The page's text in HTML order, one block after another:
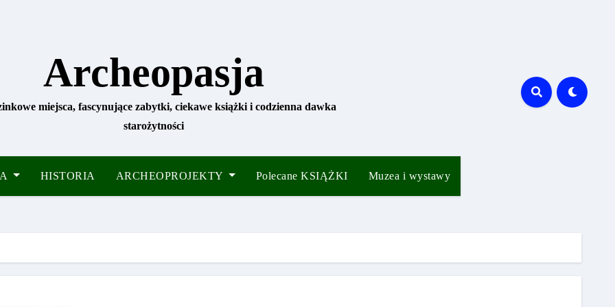
Archeopasja
miejsca, fascynujące zabytki, ciekawe książki i codzienna dawka
starożytności
HISTORIA ARCHEOPROJEKTY Polecane KSIĄŻKI Muzea i wystawy